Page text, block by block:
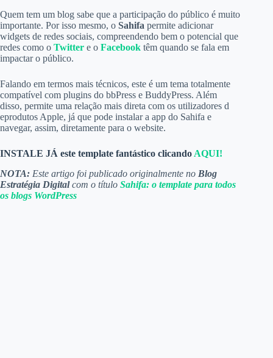
Quem tem um blog sabe que a participação do público é muito
importante. Por isso mesmo, o Sahifa permite adicionar
widgets de redes sociais, compreendendo bem o potencial que
redes como o Twitter e o Facebook têm quando se fala em
impactar o público.
Falando em termos mais técnicos, este é um tema totalmente
compatível com plugins do bbPress e BuddyPress. Além
disso, permite uma relação mais direta com os utilizadores d
eprodutos Apple, já que pode instalar a app do Sahifa e
navegar, assim, diretamente para o website.
INSTALE JÁ este template fantástico clicando AQUI!
NOTA: Este artigo foi publicado originalmente no Blog
Estratégia Digitalcom o título Sahifa: o template para todos
os blogs WordPress